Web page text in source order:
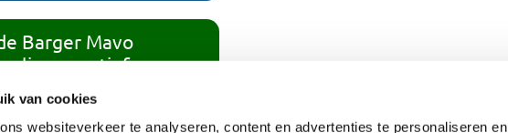
van cookies
websiteverkeer te analyseren, content en advertenties te personaliseren en
Barger Mavo
actief
benadrukt